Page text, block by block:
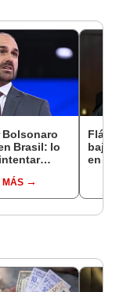
Bolsonaro
Brasil: lo
MÁS
bajo
en el